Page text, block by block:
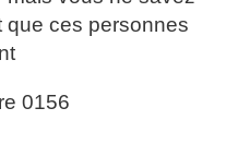
que ces personnes